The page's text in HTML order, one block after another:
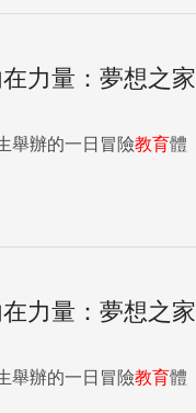
力量：夢想之家
舉辦的一日冒險教育體
力量：夢想之家
舉辦的一日冒險教育體